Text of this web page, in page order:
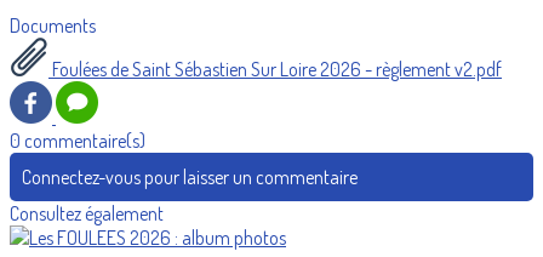
Documents
Foulées de Saint Sébastien Sur Loire 2026 - règlement v2.pdf
0 commentaire(s)
Connectez-vous pour laisser un commentaire
Consultez également